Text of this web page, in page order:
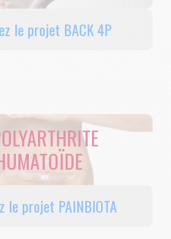
le projet BACK 4P
le projet PAINBIOTA